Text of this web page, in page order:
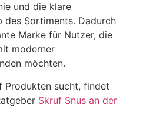
und die klare
des Sortiments. Dadurch
Marke für Nutzer, die
moderner
möchten.
Produkten sucht, findet
Skruf Snus an der